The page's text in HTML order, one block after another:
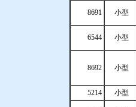
8691 小型
6544 小型
8692 小型
5214 小型